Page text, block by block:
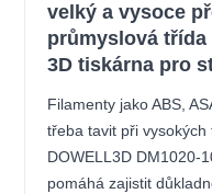
velký a vysoce
průmyslová třída
3D tiskárna pro
Filamenty jako ABS,
třeba tavit při
DOWELL3D DM1020-
pomáhá zajistit